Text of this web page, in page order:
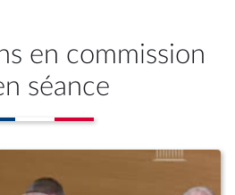
en commission
séance